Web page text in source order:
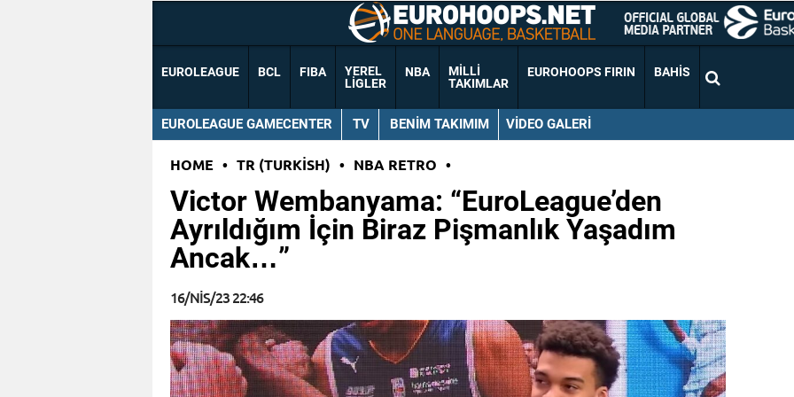
EUROLEAGUE BCL FIBA
YEREL
LIGLER
NBA
MILLI
TAKIMLAR
EUROHOOPS FIRIN BAHIS
EUROLEAGUE GAMECENTER TV BENIM TAKIMIM VIDEO GALERI
HOME • TR (TURKISH) • NBA RETRO •
Victor Wembanyama: “EuroLeague’den
Ayrıldığım İçin Biraz Pişmanlık Yaşadım
Ancak…”
16/NIS/23 22:46